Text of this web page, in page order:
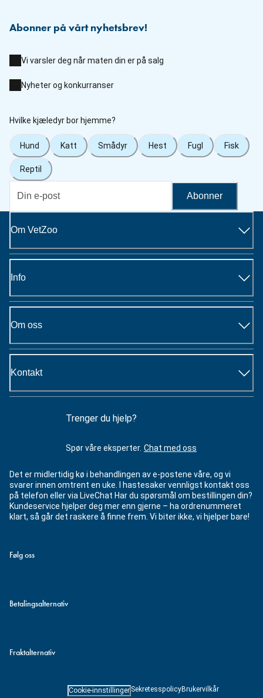
Abonner på vårt nyhetsbrev!
Vi varsler deg når maten din er på salg
Nyheter og konkurranser
Hvilke kjæledyr bor hjemme?
Hund Katt Smådyr Hest Fugl Fisk
Reptil
Abonner
Om VetZoo
Info
Om oss
Kontakt
Trenger du hjelp?
Spør våre eksperter. Chat med oss
Det er midlertidig kø i behandlingen av e-postene våre, og vi
svarer innen omtrent en uke. I hastesaker vennligst kontakt oss
på telefon eller via LiveChat Har du spørsmål om bestillingen din?
Kundeservice hjelper deg mer enn gjerne – ha ordrenummeret
klart, så går det raskere å finne frem. Vi biter ikke, vi hjelper bare!
Følg oss
Betalingsalternativ
Fraktalternativ
Cookie-innstillinger SekretesspolicyBrukervilkår